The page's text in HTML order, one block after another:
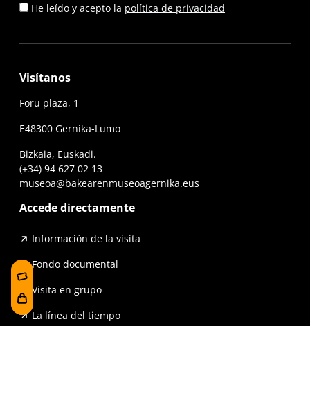
He leído y acepto la política de privacidad
Visítanos
Foru plaza, 1
E48300 Gernika-Lumo
Bizkaia, Euskadi.
(+34) 94 627 02 13
museoa@bakearenmuseoagernika.eus
Accede directamente
Información de la visita
Fondo documental
Visita en grupo
La línea del tiempo